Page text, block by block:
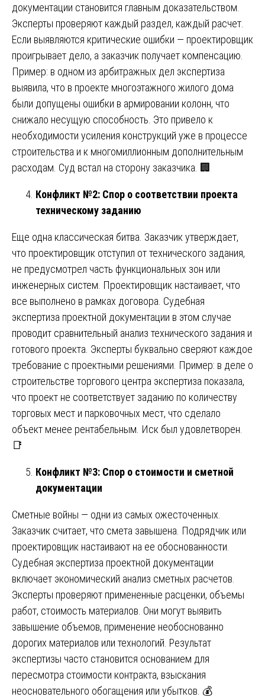
документации становится главным доказательством.
Эксперты проверяют каждый раздел, каждый расчет.
Если выявляются критические ошибки — проектировщик
проигрывает дело, а заказчик получает компенсацию.
Пример: в одном из арбитражных дел экспертиза
выявила, что в проекте многоэтажного жилого дома
были допущены ошибки в армировании колонн, что
снижало несущую способность. Это привело к
необходимости усиления конструкций уже в процессе
строительства и к многомиллионным дополнительным
расходам. Суд встал на сторону заказчика. 🏢
Конфликт №2: Спор о соответствии проекта
техническому заданию
Еще одна классическая битва. Заказчик утверждает,
что проектировщик отступил от технического задания,
не предусмотрел часть функциональных зон или
инженерных систем. Проектировщик настаивает, что
все выполнено в рамках договора. Судебная
экспертиза проектной документации в этом случае
проводит сравнительный анализ технического задания и
готового проекта. Эксперты буквально сверяют каждое
требование с проектными решениями. Пример: в деле о
строительстве торгового центра экспертиза показала,
что проект не соответствует заданию по количеству
торговых мест и парковочных мест, что сделало
объект менее рентабельным. Иск был удовлетворен.
📑
Конфликт №3: Спор о стоимости и сметной
документации
Сметные войны — одни из самых ожесточенных.
Заказчик считает, что смета завышена. Подрядчик или
проектировщик настаивают на ее обоснованности.
Судебная экспертиза проектной документации
включает экономический анализ сметных расчетов.
Эксперты проверяют примененные расценки, объемы
работ, стоимость материалов. Они могут выявить
завышение объемов, применение необоснованно
дорогих материалов или технологий. Результат
экспертизы часто становится основанием для
пересмотра стоимости контракта, взыскания
неосновательного обогащения или убытков. 💰